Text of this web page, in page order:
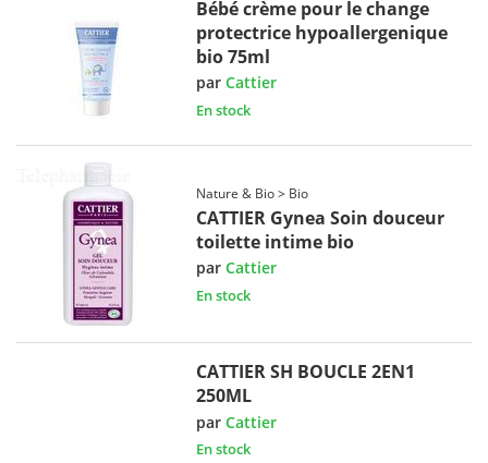
Bébé crème pour le change
protectrice hypoallergenique
bio 75ml
parCattier
En stock
Nature & Bio > Bio
CATTIER Gynea Soin douceur
toilette intime bio
parCattier
En stock
CATTIER SH BOUCLE 2EN1
250ML
parCattier
En stock